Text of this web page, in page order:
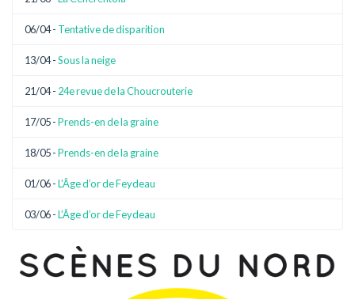
06/04 - Tentative de disparition
13/04 -Sous la neige
21/04 - 24e revue de la Choucrouterie
17/05 -Prends-en de la graine
18/05 -Prends-en de la graine
01/06 -L’Âge d’or de Feydeau
03/06 -L’Âge d’or de Feydeau